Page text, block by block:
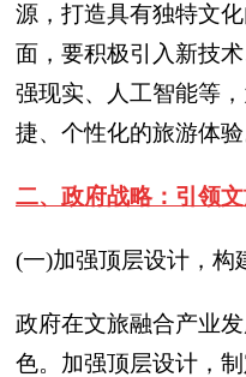
源，打造具有独特文
面，要积极引入新技
强现实、人工智能等
捷、个性化的旅游体验
二、政府战略：引领
(一)加强顶层设计，构
政府在文旅融合产业
色。加强顶层设计，